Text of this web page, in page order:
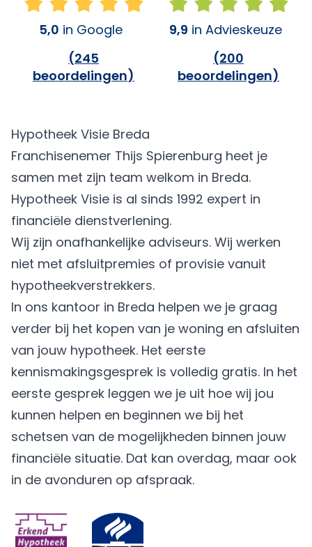
5,0 in Google
(245
beoordelingen)
9,9 in Advieskeuze
(200
beoordelingen)
Hypotheek Visie Breda
Franchisenemer Thijs Spierenburg heet je
samen met zijn team welkom in Breda.
Hypotheek Visie is al sinds 1992 expert in
financiële dienstverlening.
Wij zijn onafhankelijke adviseurs. Wij werken
niet met afsluitpremies of provisie vanuit
hypotheekverstrekkers.
In ons kantoor in Breda helpen we je graag
verder bij het kopen van je woning en afsluiten
van jouw hypotheek. Het eerste
kennismakingsgesprek is volledig gratis. In het
eerste gesprek leggen we je uit hoe wij jou
kunnen helpen en beginnen we bij het
schetsen van de mogelijkheden binnen jouw
financiële situatie. Dat kan overdag, maar ook
in de avonduren op afspraak.